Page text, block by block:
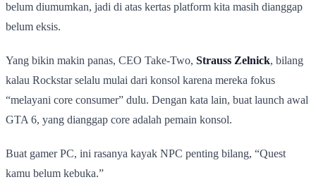
belum diumumkan, jadi di atas kertas platform kita masih dianggap
belum eksis.
Yang bikin makin panas, CEO Take-Two, Strauss Zelnick, bilang
kalau Rockstar selalu mulai dari konsol karena mereka fokus
“melayani core consumer” dulu. Dengan kata lain, buat launch awal
GTA 6, yang dianggap core adalah pemain konsol.
Buat gamer PC, ini rasanya kayak NPC penting bilang, “Quest
kamu belum kebuka.”